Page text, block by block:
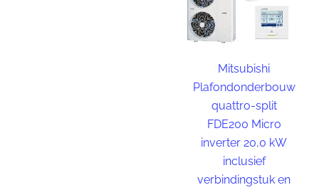
Cassettemodellen
Soort systemen
Randapparatuur
Selecteer merk
Mitsubishi
Panasonic
Samsung
Capaciteit
Mitsubishi
Plafondonderbouw
quattro-split
FDE200 Micro
inverter 20,0 kW
inclusief
verbindingstuk en